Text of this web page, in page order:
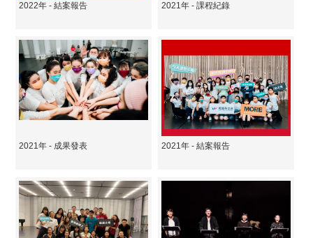
2022年 - 結案報告 2021年 - 課程紀錄
2021年 - 成果發表 2021年 - 結案報告